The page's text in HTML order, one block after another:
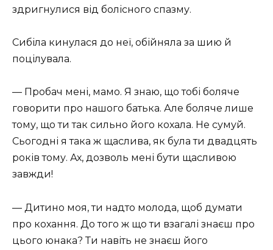
здригнулися від болісного спазму.
Сибіла кинулася до неї, обійняла за шию й
поцілувала.
— Пробач мені, мамо. Я знаю, що тобі боляче
говорити про нашого батька. Але боляче лише
тому, що ти так сильно його кохала. Не сумуй.
Сьогодні я така ж щаслива, як була ти двадцять
років тому. Ах, дозволь мені бути щасливою
завжди!
— Дитино моя, ти надто молода, щоб думати
про кохання. До того ж що ти взагалі знаєш про
цього юнака? Ти навіть не знаєш його